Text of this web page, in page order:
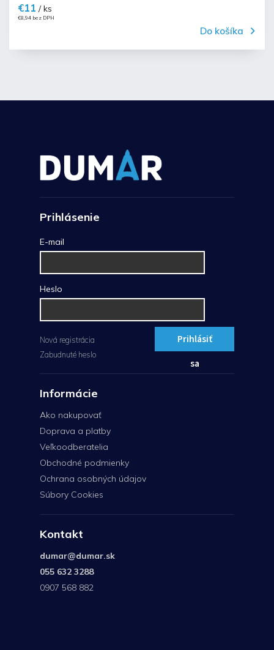
€8,94 bez DPH
€11/ ks
Do košíka
Prihlásenie
E-mail
Heslo
Prihlásiť
sa
Nová registrácia
Zabudnuté heslo
Informácie
Ako nakupovať
Doprava a platby
Veľkoodberatelia
Obchodné podmienky
Ochrana osobných údajov
Súbory Cookies
Kontakt
dumar@dumar.sk
055 632 3288
0907 568 882